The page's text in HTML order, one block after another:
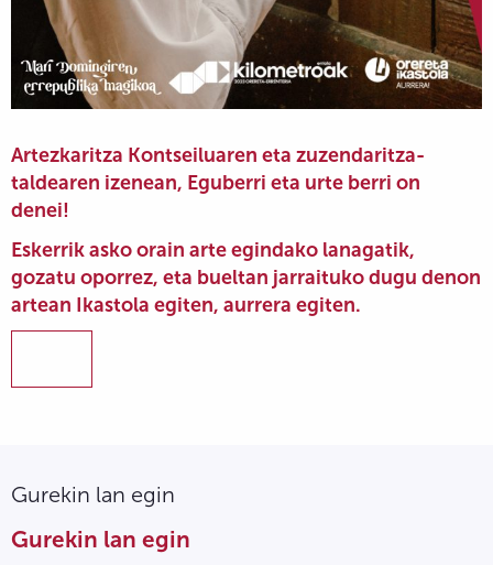
Artezkaritza Kontseiluaren eta zuzendaritza-
taldearen izenean, Eguberri eta urte berri on
denei!
Eskerrik asko orain arte egindako lanagatik,
gozatu oporrez, eta bueltan jarraituko dugu denon
artean Ikastola egiten, aurrera egiten.
Gurekin lan egin
Gurekin lan egin